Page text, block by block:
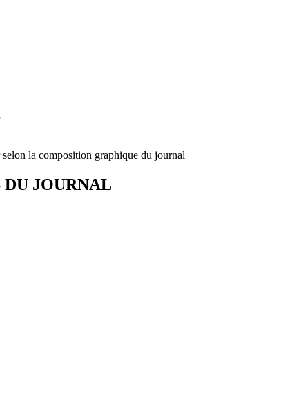
la composition graphique du journal
JOURNAL